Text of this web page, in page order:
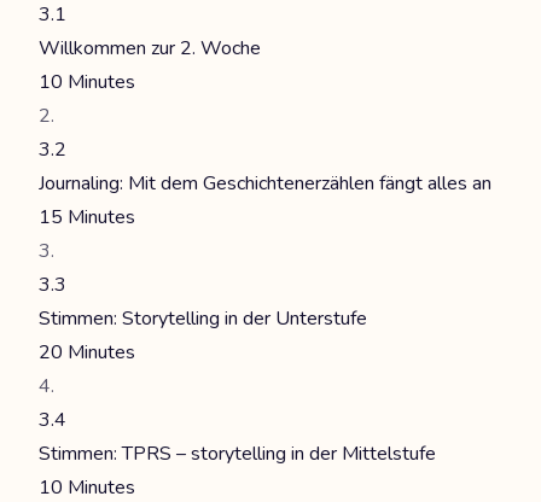
3.1
Willkommen zur 2. Woche
10 Minutes
3.2
Journaling: Mit dem Geschichtenerzählen fängt alles an
15 Minutes
3.3
Stimmen: Storytelling in der Unterstufe
20 Minutes
3.4
Stimmen: TPRS – storytelling in der Mittelstufe
10 Minutes